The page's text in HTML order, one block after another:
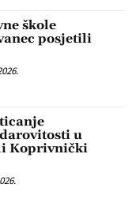
škole
posjetili
u
Koprivnički